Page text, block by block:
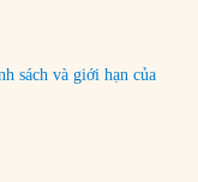
sách và giới hạn của